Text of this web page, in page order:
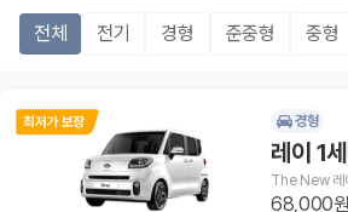
전체 전기 경형 준중형 중형
경형
레이 1
The New 레
68,000원